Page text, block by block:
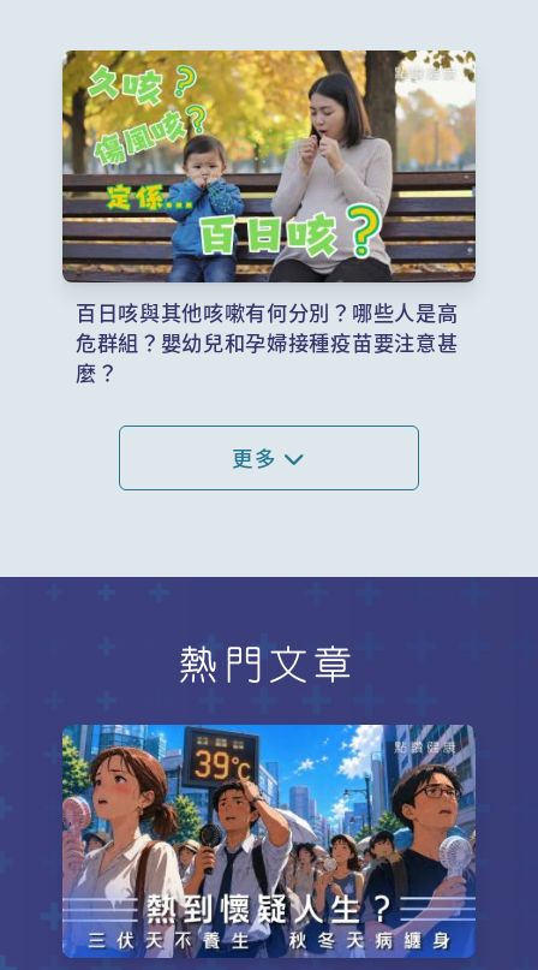
百日咳與其他咳嗽有何分別？哪些人是高
危群組？嬰幼兒和孕婦接種疫苗要注意甚
麼？
更多
熱門文章